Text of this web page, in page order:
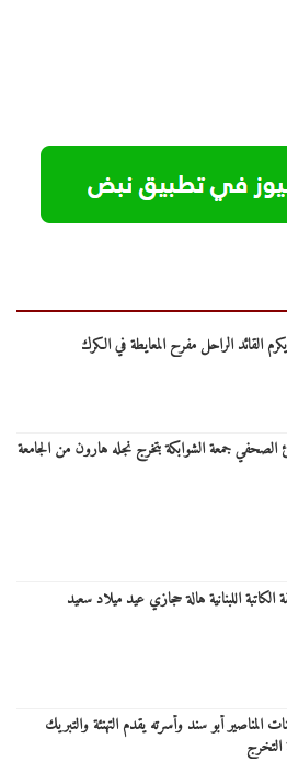
القائد الراحل مفرح المعايطة في الكرك
الصحفي جمعة الشوابكة بتخرج نجله هارون من الجامعة
الكاتبة اللبنانية هالة حجازي عيد ميلاد سعيد
المناصير أبو سند وأسرته يقدم التهنئة والتبريك
التخرج